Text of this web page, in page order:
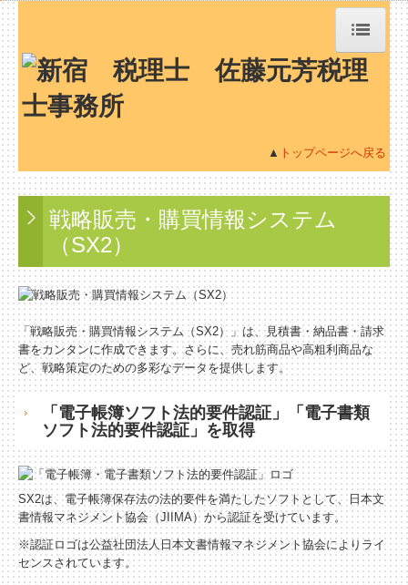
トップページ
社会福祉法人会計Q&A
社長メニューASP版
経営革新等支援機関とは
経営改善オンデマンド講座
経営者お役立ち情報
経営理念
交通案内
業務案内
リンク集
▲ トップページへ戻る
戦略販売・購買情報システム
（SX2）
「戦略販売・購買情報システム（SX2）」は、見積書・納品書・請求
書をカンタンに作成できます。さらに、売れ筋商品や高粗利商品な
ど、戦略策定のための多彩なデータを提供します。
「電子帳簿ソフト法的要件認証」「電子書類
ソフト法的要件認証」を取得
SX2は、電子帳簿保存法の法的要件を満たしたソフトとして、日本文
書情報マネジメント協会（JIIMA）から認証を受けています。
※認証ロゴは公益社団法人日本文書情報マネジメント協会によりライ
センスされています。